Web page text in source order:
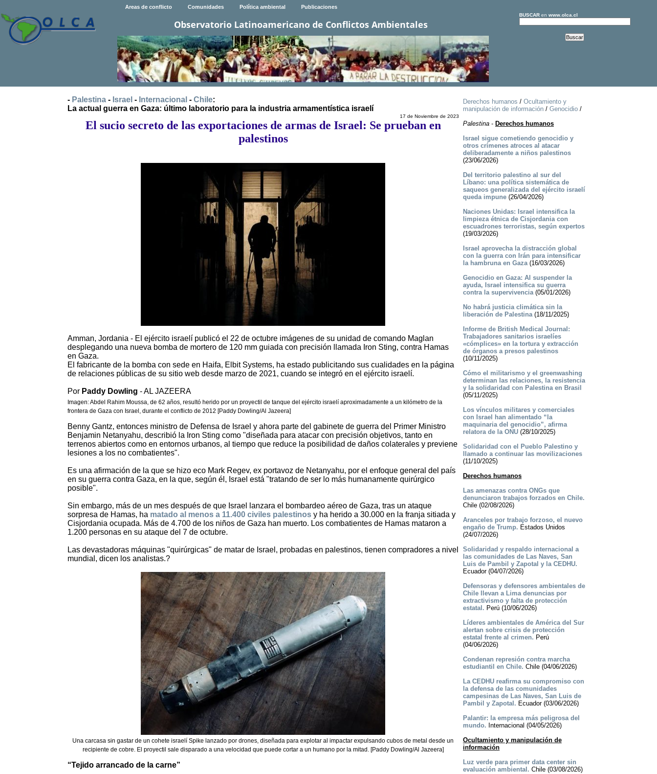
Areas de conflicto Comunidades Política ambiental Publicaciones
Observatorio Latinoamericano de Conflictos Ambientales
BUSCARen www.olca.cl
- Palestina - Israel - Internacional - Chile:
La actual guerra en Gaza: último laboratorio para la industria armamentística israelí
17 de Noviembre de 2023
El sucio secreto de las exportaciones de armas de Israel: Se prueban en
palestinos
Amman, Jordania - El ejército israelí publicó el 22 de octubre imágenes de su unidad de comando Maglan
desplegando una nueva bomba de mortero de 120 mm guiada con precisión llamada Iron Sting, contra Hamas
en Gaza.
El fabricante de la bomba con sede en Haifa, Elbit Systems, ha estado publicitando sus cualidades en la página
de relaciones públicas de su sitio web desde marzo de 2021, cuando se integró en el ejército israelí.
Por Paddy Dowling - AL JAZEERA
Imagen: Abdel Rahim Moussa, de 62 años, resultó herido por un proyectil de tanque del ejército israelí aproximadamente a un kilómetro de la
frontera de Gaza con Israel, durante el conflicto de 2012 [Paddy Dowling/Al Jazeera]
Benny Gantz, entonces ministro de Defensa de Israel y ahora parte del gabinete de guerra del Primer Ministro
Benjamin Netanyahu, describió la Iron Sting como "diseñada para atacar con precisión objetivos, tanto en
terrenos abiertos como en entornos urbanos, al tiempo que reduce la posibilidad de daños colaterales y previene
lesiones a los no combatientes".
Es una afirmación de la que se hizo eco Mark Regev, ex portavoz de Netanyahu, por el enfoque general del país
en su guerra contra Gaza, en la que, según él, Israel está "tratando de ser lo más humanamente quirúrgico
posible".
Sin embargo, más de un mes después de que Israel lanzara el bombardeo aéreo de Gaza, tras un ataque
sorpresa de Hamas, ha matado al menos a 11.400 civiles palestinos y ha herido a 30.000 en la franja sitiada y
Cisjordania ocupada. Más de 4.700 de los niños de Gaza han muerto. Los combatientes de Hamas mataron a
1.200 personas en su ataque del 7 de octubre.
Las devastadoras máquinas "quirúrgicas" de matar de Israel, probadas en palestinos, tienen compradores a nivel
mundial, dicen los analistas.?
Una carcasa sin gastar de un cohete israelí Spike lanzado por drones, diseñada para explotar al impactar expulsando cubos de metal desde un
recipiente de cobre. El proyectil sale disparado a una velocidad que puede cortar a un humano por la mitad. [Paddy Dowling/Al Jazeera]
“Tejido arrancado de la carne”
Derechos humanos / Ocultamiento y
manipulación de información/ Genocidio/
Palestina- Derechos humanos
Israel sigue cometiendo genocidio y
otros crímenes atroces al atacar
deliberadamente a niños palestinos
(23/06/2026)
Del territorio palestino al sur del
Líbano: una política sistemática de
saqueos generalizada del ejército israelí
queda impune(26/04/2026)
Naciones Unidas: Israel intensifica la
limpieza étnica de Cisjordania con
escuadrones terroristas, según expertos
(19/03/2026)
Israel aprovecha la distracción global
con la guerra con Irán para intensificar
la hambruna en Gaza(16/03/2026)
Genocidio en Gaza: Al suspender la
ayuda, Israel intensifica su guerra
contra la supervivencia(05/01/2026)
No habrá justicia climática sin la
liberación de Palestina(18/11/2025)
Informe de British Medical Journal:
Trabajadores sanitarios israelíes
«cómplices» en la tortura y extracción
de órganos a presos palestinos
(10/11/2025)
Cómo el militarismo y el greenwashing
determinan las relaciones, la resistencia
y la solidaridad con Palestina en Brasil
(05/11/2025)
Los vínculos militares y comerciales
con Israel han alimentado “la
maquinaria del genocidio”, afirma
relatora de la ONU(28/10/2025)
Solidaridad con el Pueblo Palestino y
llamado a continuar las movilizaciones
(11/10/2025)
Derechos humanos
Las amenazas contra ONGs que
denunciaron trabajos forzados en Chile.
Chile (02/08/2026)
Aranceles por trabajo forzoso, el nuevo
engaño de Trump. Estados Unidos
(24/07/2026)
Solidaridad y respaldo internacional a
las comunidades de Las Naves, San
Luis de Pambil y Zapotal y la CEDHU.
Ecuador (04/07/2026)
Defensoras y defensores ambientales de
Chile llevan a Lima denuncias por
extractivismo y falta de protección
estatal. Perú (10/06/2026)
Líderes ambientales de América del Sur
alertan sobre crisis de protección
estatal frente al crimen. Perú
(04/06/2026)
Condenan represión contra marcha
estudiantil en Chile. Chile (04/06/2026)
La CEDHU reafirma su compromiso con
la defensa de las comunidades
campesinas de Las Naves, San Luis de
Pambil y Zapotal. Ecuador (03/06/2026)
Palantir: la empresa más peligrosa del
mundo. Internacional (04/05/2026)
Ocultamiento y manipulación de
información
Luz verde para primer data center sin
evaluación ambiental. Chile (03/08/2026)